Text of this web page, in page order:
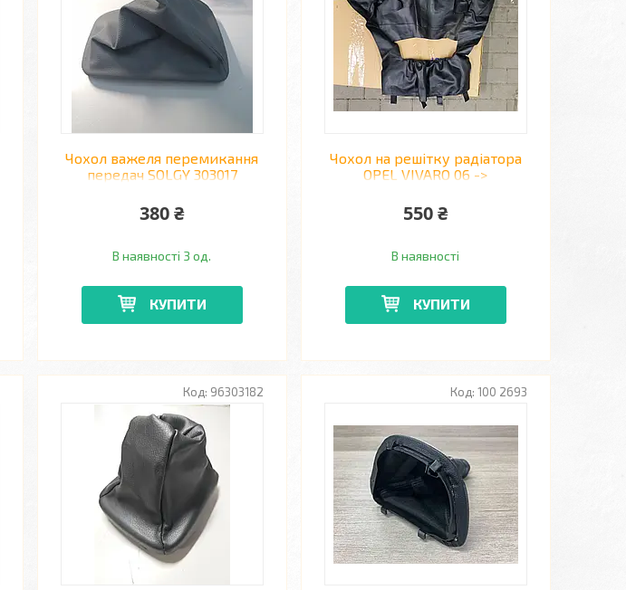
Чохол важеля перемикання
передач SOLGY 303017
>
380 ₴
В наявності 3 од.
КУПИТИ
Чохол на решітку радіатора
OPEL VIVARO 06 ->
550 ₴
В наявності
КУПИТИ
96303182 100 2693